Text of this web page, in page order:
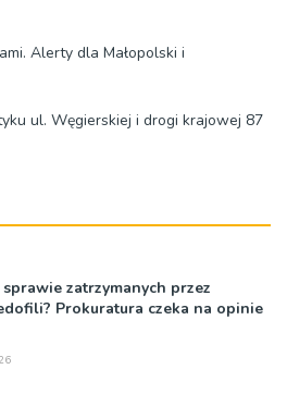
Alerty dla Małopolski i
ul. Węgierskiej i drogi krajowej 87
zatrzymanych przez
Prokuratura czeka na opinie